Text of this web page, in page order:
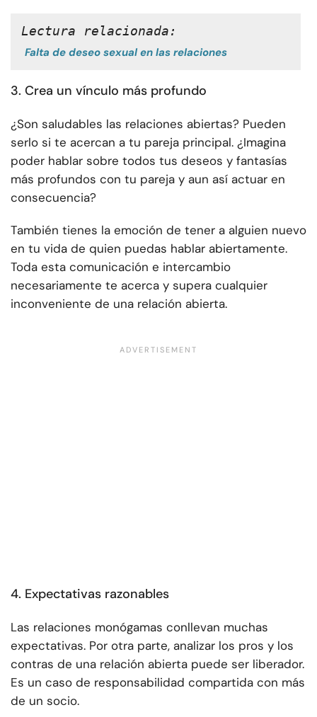
Lectura relacionada:
Falta de deseo sexual en las relaciones
3. Crea un vínculo más profundo
¿Son saludables las relaciones abiertas? Pueden
serlo si te acercan a tu pareja principal. ¿Imagina
poder hablar sobre todos tus deseos y fantasías
más profundos con tu pareja y aun así actuar en
consecuencia?
También tienes la emoción de tener a alguien nuevo
en tu vida de quien puedas hablar abiertamente.
Toda esta comunicación e intercambio
necesariamente te acerca y supera cualquier
inconveniente de una relación abierta.
4. Expectativas razonables
Las relaciones monógamas conllevan muchas
expectativas. Por otra parte, analizar los pros y los
contras de una relación abierta puede ser liberador.
Es un caso de responsabilidad compartida con más
de un socio.